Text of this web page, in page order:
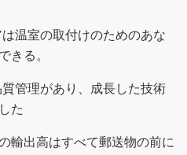
温室の取付けのためのあな
きる。
管理があり、成長した技術
た
輸出高はすべて郵送物の前に